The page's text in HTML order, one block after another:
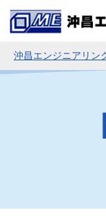
沖昌エンジニアリン